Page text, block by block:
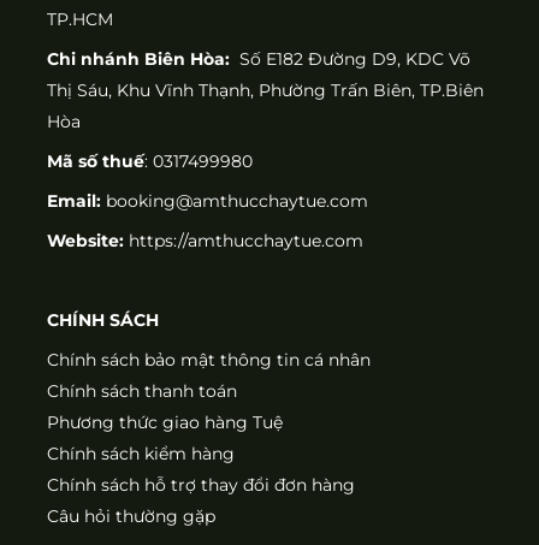
TP.HCM
Chi nhánh Biên Hòa: Số E182 Đường D9, KDC Võ
Thị Sáu, Khu Vĩnh Thạnh, Phường Trấn Biên, TP.Biên
Hòa
Mã số thuế: 0317499980
Email: booking@amthucchaytue.com
Website: https://amthucchaytue.com
CHÍNH SÁCH
Chính sách bảo mật thông tin cá nhân
Chính sách thanh toán
Phương thức giao hàng Tuệ
Chính sách kiểm hàng
Chính sách hỗ trợ thay đổi đơn hàng
Câu hỏi thường gặp